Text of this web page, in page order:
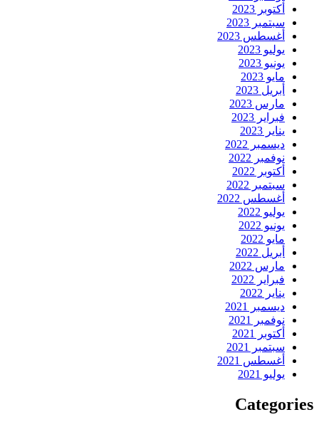
أكتوبر 2023
سبتمبر 2023
أغسطس 2023
يوليو 2023
يونيو 2023
مايو 2023
أبريل 2023
مارس 2023
فبراير 2023
يناير 2023
ديسمبر 2022
نوفمبر 2022
أكتوبر 2022
سبتمبر 2022
أغسطس 2022
يوليو 2022
يونيو 2022
مايو 2022
أبريل 2022
مارس 2022
فبراير 2022
يناير 2022
ديسمبر 2021
نوفمبر 2021
أكتوبر 2021
سبتمبر 2021
أغسطس 2021
يوليو 2021
Categories